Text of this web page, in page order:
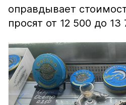
оправдывает
просят от 12 500 до 13